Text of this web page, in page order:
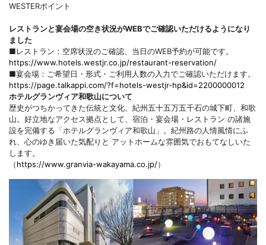
WESTERポイント
レストランと宴会場の空き状況がWEBでご確認いただけるようになり
ました
■レストラン：空席状況のご確認、当日のWEB予約が可能です。
https://www.hotels.westjr.co.jp/restaurant-reservation/
■宴会場：ご希望日・形式・ご利用人数の入力でご確認いただけます。
https://page.talkappi.com/?f=hotels-westjr-hp&id=2200000012
ホテルグランヴィア和歌山について
歴史がつちかってきた伝統と文化、紀州五十五万五千石の城下町、和歌
山。好立地なアクセス拠点として、宿泊・宴会場・レストラン の諸施
設を完備する「ホテルグランヴィア和歌山」。紀州路の人情風情にふ
れ、心のゆき届いた気配りと アットホームな雰囲気でおもてなしいた
します。
（https://www.granvia-wakayama.co.jp/）